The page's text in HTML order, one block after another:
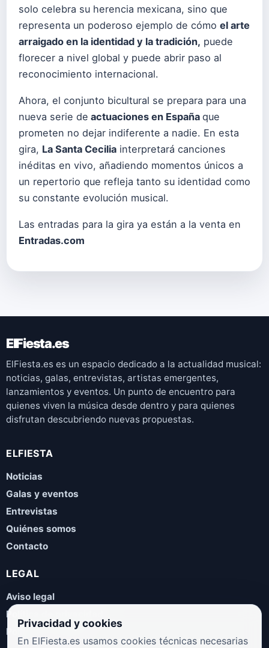
solo celebra su herencia mexicana, sino que
representa un poderoso ejemplo de cómo el arte
arraigado en la identidad y la tradición, puede
florecer a nivel global y puede abrir paso al
reconocimiento internacional.
Ahora, el conjunto bicultural se prepara para una
nueva serie de actuaciones en España que
prometen no dejar indiferente a nadie. En esta
gira, La Santa Cecilia interpretará canciones
inéditas en vivo, añadiendo momentos únicos a
un repertorio que refleja tanto su identidad como
su constante evolución musical.
Las entradas para la gira ya están a la venta en
Entradas.com
ElFiesta.es
ElFiesta.es es un espacio dedicado a la actualidad musical:
noticias, galas, entrevistas, artistas emergentes,
lanzamientos y eventos. Un punto de encuentro para
quienes viven la música desde dentro y para quienes
disfrutan descubriendo nuevas propuestas.
ELFIESTA
Noticias
Galas y eventos
Entrevistas
Quiénes somos
Contacto
LEGAL
Aviso legal
Política de privacidad
Política de cookies
Privacidad y cookies
En ElFiesta.es usamos cookies técnicas necesarias